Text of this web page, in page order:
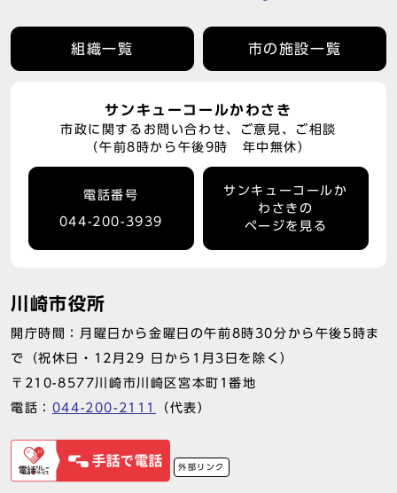
組織一覧 市の施設一覧
サンキューコールかわさき
市政に関するお問い合わせ、ご意見、ご相談
（午前8時から午後9時 年中無休）
電話番号
044-200-3939
サンキューコールか
わさきの
ページを見る
川崎市役所
開庁時間：月曜日から金曜日の午前8時30分から午後5時ま
で（祝休日・12月29 日から1月3日を除く）
〒210-8577川崎市川崎区宮本町1番地
電話： 044-200-2111 （代表）
外部リンク